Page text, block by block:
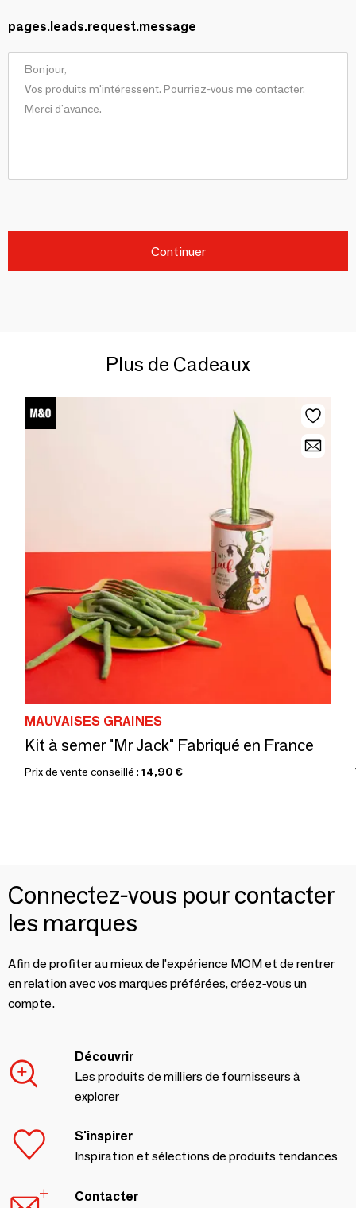
pages.leads.request.message
Continuer
Plus de Cadeaux
MAUVAISES GRAINES
Kit à semer "Mr Jack" Fabriqué en France
Prix de vente conseillé : 14,90 €
Connectez-vous pour contacter
les marques
Afin de profiter au mieux de l'expérience MOM et de rentrer
en relation avec vos marques préférées, créez-vous un
compte.
Découvrir
Les produits de milliers de fournisseurs à
explorer
S'inspirer
Inspiration et sélections de produits tendances
Contacter